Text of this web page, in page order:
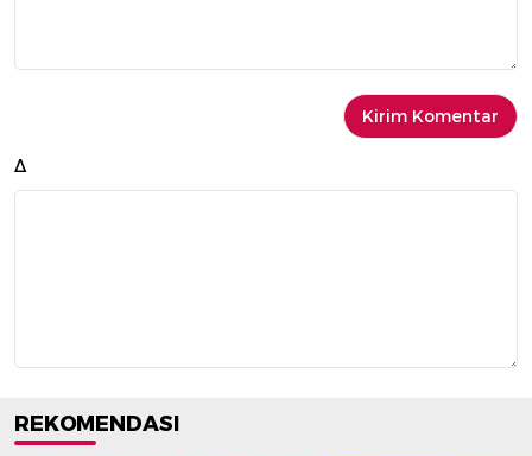
Δ
REKOMENDASI